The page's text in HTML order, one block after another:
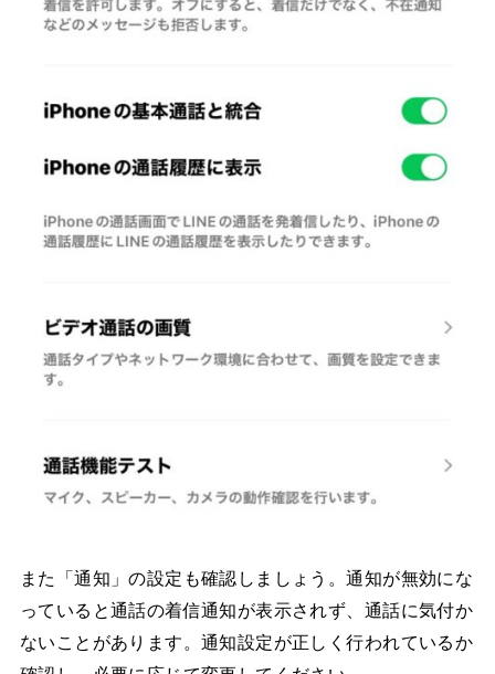
また「通知」の設定も確認しましょう。通知が無効にな
っていると通話の着信通知が表示されず、通話に気付か
ないことがあります。通知設定が正しく行われているか